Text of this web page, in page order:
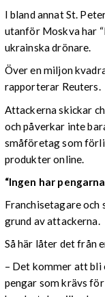
I bland annat St.
utanför Moskva har
ukrainska drönare.
Över en miljon
rapporterar Reuters.
Attackerna skickar
och påverkar inte
småföretag som
produkter online.
“Ingen har
Franchisetagare
grund av attackerna.
Så här låter det från
– Det kommer att bli
pengar som krävs